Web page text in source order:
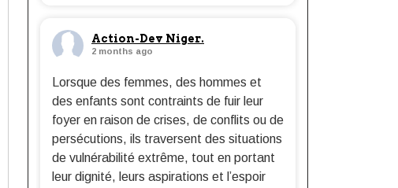
Action-Dev Niger.
2 months ago
Lorsque des femmes, des hommes et
des enfants sont contraints de fuir leur
foyer en raison de crises, de conflits ou de
persécutions, ils traversent des situations
de vulnérabilité extrême, tout en portant
leur dignité, leurs aspirations et l’espoir